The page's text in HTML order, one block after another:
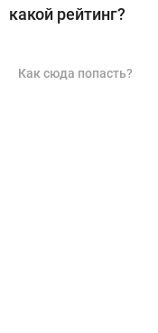
какой рейтинг?
Как сюда попасть?